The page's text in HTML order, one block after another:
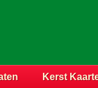
Kerst